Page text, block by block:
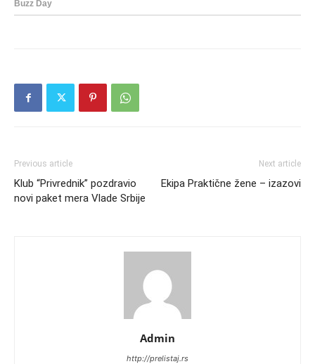
Previous article
Klub “Privrednik” pozdravio
novi paket mera Vlade Srbije
Next article
Ekipa Praktične žene – izazovi
Admin
http://prelistaj.rs